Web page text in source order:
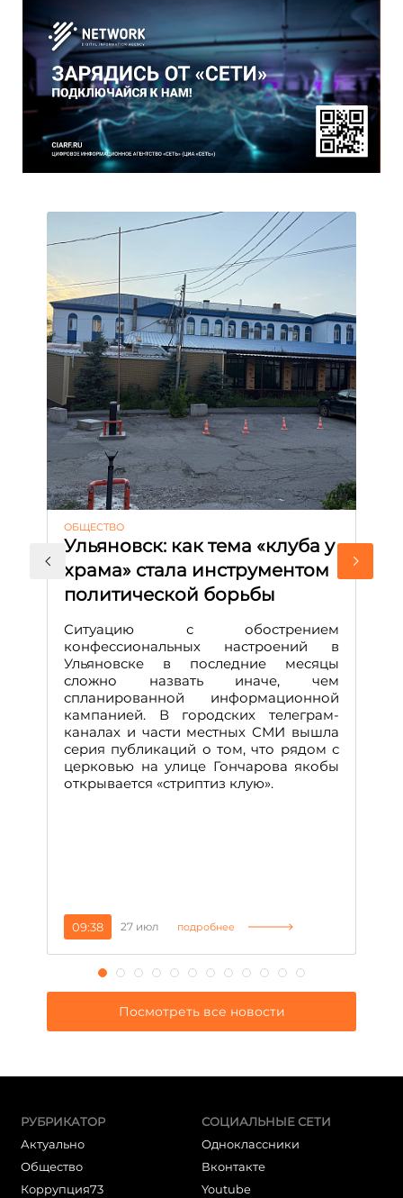
ОБЩЕСТВО
Ульяновск: как тема «клуба у
храма» стала инструментом
политической борьбы
Ситуацию с обострением
конфессиональных настроений в
Ульяновске в последние месяцы
сложно назвать иначе, чем
спланированной информационной
кампанией. В городских телеграм-
каналах и части местных СМИ вышла
серия публикаций о том, что рядом с
церковью на улице Гончарова якобы
открывается «стриптиз клую».
09:38 27 июл подробнее
Посмотреть все новости
РУБРИКАТОР
Актуально
Общество
Коррупция73
СОЦИАЛЬНЫЕ СЕТИ
Одноклассники
Вконтакте
Youtube